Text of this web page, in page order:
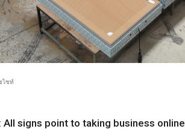
ไซท์
All signs point to taking business online